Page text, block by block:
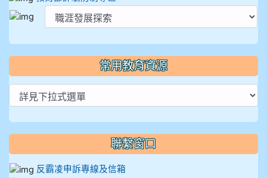
常用教育資源
聯繫窗口
反霸凌申訴專線及信箱